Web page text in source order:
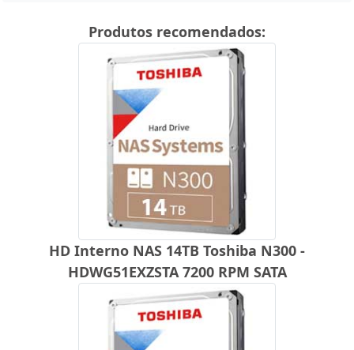
Produtos recomendados:
HD Interno NAS 14TB Toshiba N300 -
HDWG51EXZSTA 7200 RPM SATA